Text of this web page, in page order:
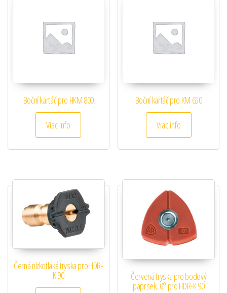
Boční kartáč pro HKM 800
Viac info
Boční kartáč pro KM 650
Viac info
Černá nízkotlaká tryska pro HDR-
K 90 Červená tryska pro bodový
paprsek, 0° pro HDR-K 90